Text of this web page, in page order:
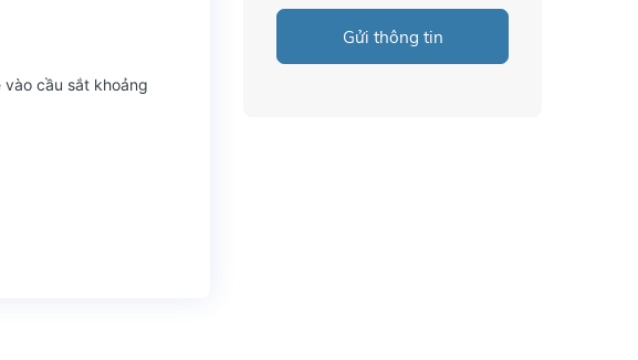
cầu sắt khoảng
Gửi thông tin